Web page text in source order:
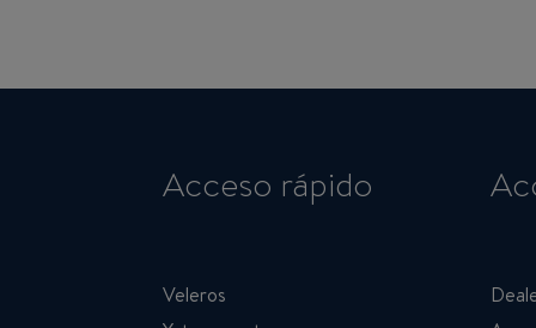
Acceso rápido
Veleros